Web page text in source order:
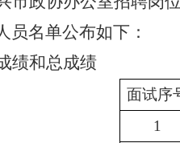
员名单公布如下：
绩和总成绩
面试序
1